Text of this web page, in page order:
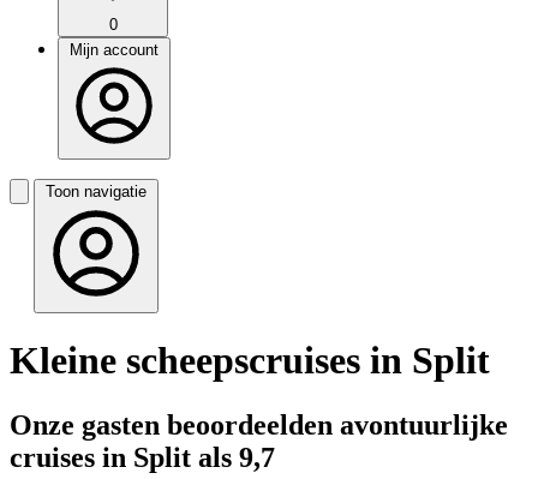
0
Mijn account
Toon navigatie
Kleine scheepscruises in Split
Onze gasten beoordeelden avontuurlijke
cruises in Split als 9,7